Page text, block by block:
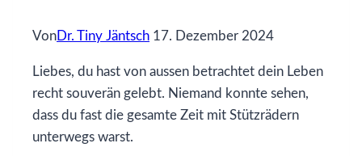
VonDr. Tiny Jäntsch 17. Dezember 2024
Liebes, du hast von aussen betrachtet dein Leben
recht souverän gelebt. Niemand konnte sehen,
dass du fast die gesamte Zeit mit Stützrädern
unterwegs warst.